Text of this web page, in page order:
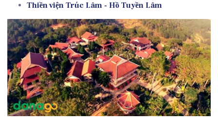
Thiền viện Trúc Lâm - Hồ Tuyền Lâm